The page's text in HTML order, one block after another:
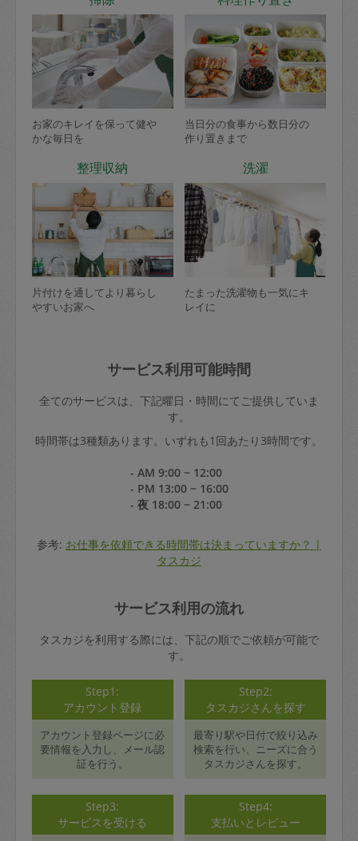
お家のキレイを保って健や
かな毎日を
当日分の食事から数日分の
作り置きまで
整理収納
片付けを通してより暮らし
やすいお家へ
洗濯
たまった洗濯物も一気にキ
レイに
サービス利用可能時間
全てのサービスは、下記曜日・時間にてご提供していま
す。
時間帯は3種類あります。いずれも1回あたり3時間です。
- AM 9:00 ~ 12:00
- PM 13:00 ~ 16:00
- 夜 18:00 ~ 21:00
参考: お仕事を依頼できる時間帯は決まっていますか？ |
タスカジ
サービス利用の流れ
タスカジを利用する際には、下記の順でご依頼が可能で
す。
Step1:
アカウント登録
アカウント登録ページに必
要情報を入力し、メール認
証を行う。
Step2:
タスカジさんを探す
最寄り駅や日付で絞り込み
検索を行い、ニーズに合う
タスカジさんを探す。
Step3:
サービスを受ける
Step4:
支払いとレビュー